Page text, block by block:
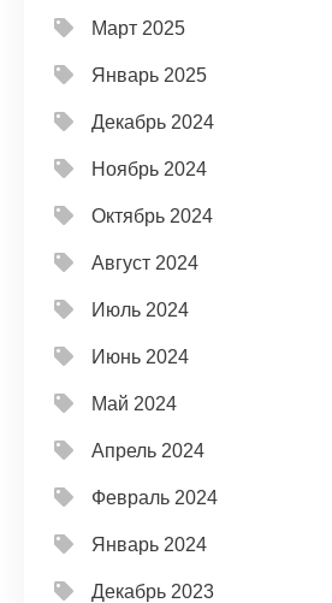
Март 2025
Январь 2025
Декабрь 2024
Ноябрь 2024
Октябрь 2024
Август 2024
Июль 2024
Июнь 2024
Май 2024
Апрель 2024
Февраль 2024
Январь 2024
Декабрь 2023